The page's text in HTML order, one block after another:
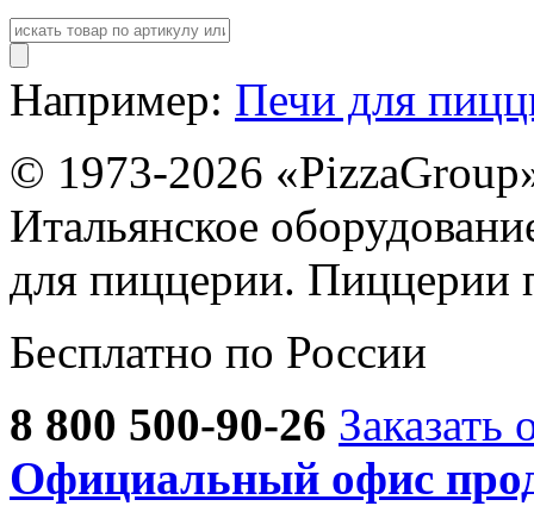
Например: Печи для
© 1973-2026
Итальянское
для пиццерии. Пиццерии
Бесплатно по России
8 800 500-90-26 Заказать
Официальный офис